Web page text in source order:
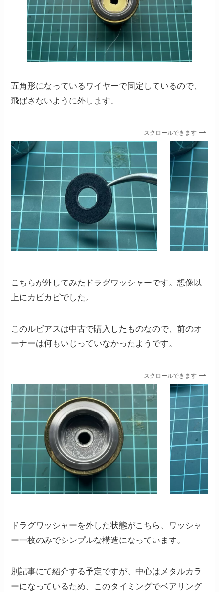
五角形になっているワイヤーで固定しているので、
飛ばさないように外します。
スクロールできます
こちらが外してみたドラグワッシャーです。想像以
上にカピカピでした。
このルビアスは中古で購入したものなので、前のオ
ーナーは何もいじっていなかったようです。
スクロールできます
ドラグワッシャーを外した状態がこちら、ワッシャ
ー一枚のみでシンプルな構造になっています。
別記事にて紹介する予定ですが、中心はメタルカラ
ーになっているため、このタイミングでベアリング